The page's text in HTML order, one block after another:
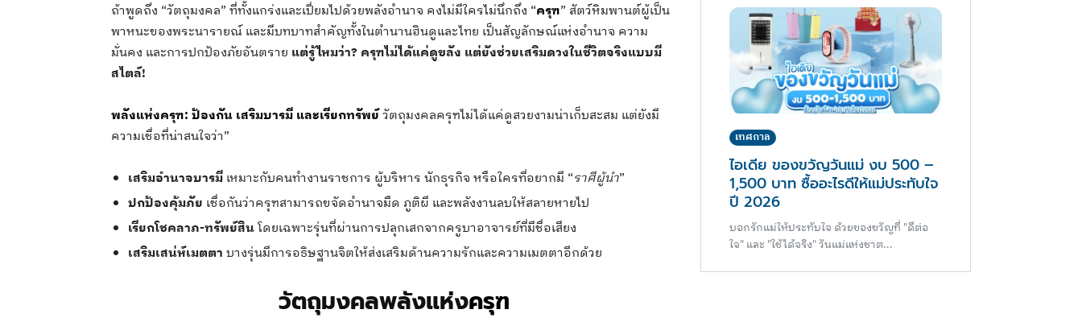
ถ้าพูดถึง “วัตถุมงคล” ที่ทั้งแกร่งและเปี่ยมไปด้วยพลังอำนาจ คงไม่มีใครไม่นึกถึง “ครุฑ” สัตว์หิมพานต์ผู้เป็น
พาหนะของพระนารายณ์ และมีบทบาทสำคัญทั้งในตำนานฮินดูและไทย เป็นสัญลักษณ์แห่งอำนาจ ความ
มั่นคง และการปกป้องภัยอันตราย แต่รู้ไหมว่า? ครุฑไม่ได้แค่ดูขลัง แต่ยังช่วยเสริมดวงในชีวิตจริงแบบมี
สไตล์!
พลังแห่งครุฑ: ป้องกัน เสริมบารมี และเรียกทรัพย์วัตถุมงคลครุฑไม่ได้แค่ดูสวยงามน่าเก็บสะสม แต่ยังมี
ความเชื่อที่น่าสนใจว่า”
เสริมอำนาจบารมี เหมาะกับคนทำงานราชการ ผู้บริหาร นักธุรกิจ หรือใครที่อยากมี “ราศีผู้นำ”
ปกป้องคุ้มภัย เชื่อกันว่าครุฑสามารถขจัดอำนาจมืด ภูติผี และพลังงานลบให้สลายหายไป
เรียกโชคลาภ-ทรัพย์สินโดยเฉพาะรุ่นที่ผ่านการปลุกเสกจากครูบาอาจารย์ที่มีชื่อเสียง
เสริมเสน่ห์เมตตา บางรุ่นมีการอธิษฐานจิตให้ส่งเสริมด้านความรักและความเมตตาอีกด้วย
วัตถุมงคลพลังแห่งครุฑ
เทศกาล
ไอเดีย ของขวัญวันแม่ งบ 500 –
1,500 บาท ซื้ออะไรดีให้แม่ประทับใจ
ปี 2026
บอกรักแม่ให้ประทับใจ ด้วยของขวัญที่ "ดีต่อ
ใจ" และ "ใช้ได้จริง" วันแม่แห่งชาต...